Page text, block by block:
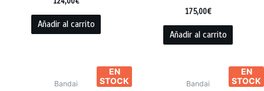
Añadir al carrito
175,00€
Añadir al carrito
EN
STOCK
Bandai
EN
STOCK
Bandai